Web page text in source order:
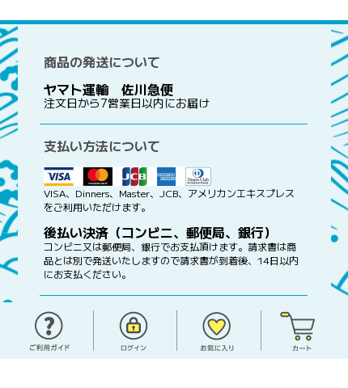
商品の発送について
ヤマト運輸 佐川急便
注文日から7営業日以内にお届け
支払い方法について
VISA、Dinners、Master、JCB、アメリカンエキスプレス
をご利用いただけます。
後払い決済（コンビニ、郵便局、銀行）
コンビニ又は郵便局、銀行でお支払頂けます。請求書は商
品とは別で発送いたしますので請求書が到着後、14日以内
にお支払ください。